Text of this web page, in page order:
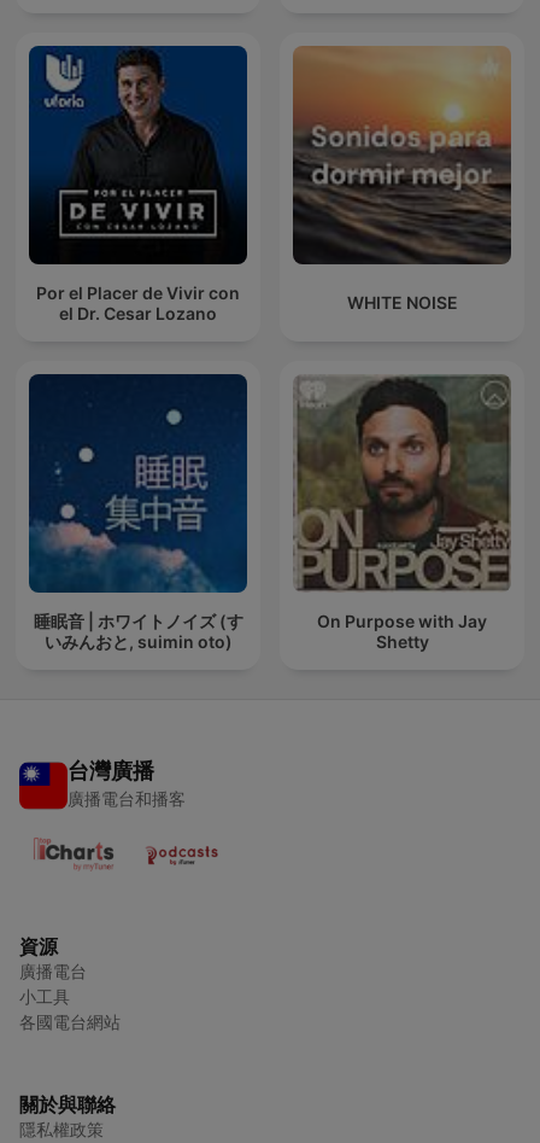
Por el Placer de Vivir con
el Dr. Cesar Lozano
WHITE NOISE
睡眠音 | ホワイトノイズ (す
いみんおと, suimin oto)
On Purpose with Jay
Shetty
台灣廣播
廣播電台和播客
資源
廣播電台
小工具
各國電台網站
關於與聯絡
隱私權政策